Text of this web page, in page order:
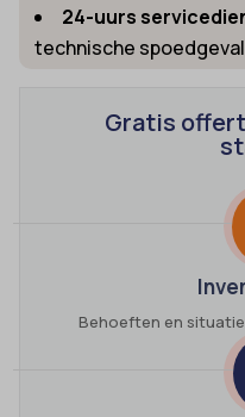
24-uurs
technische
Gratis
Behoeften en